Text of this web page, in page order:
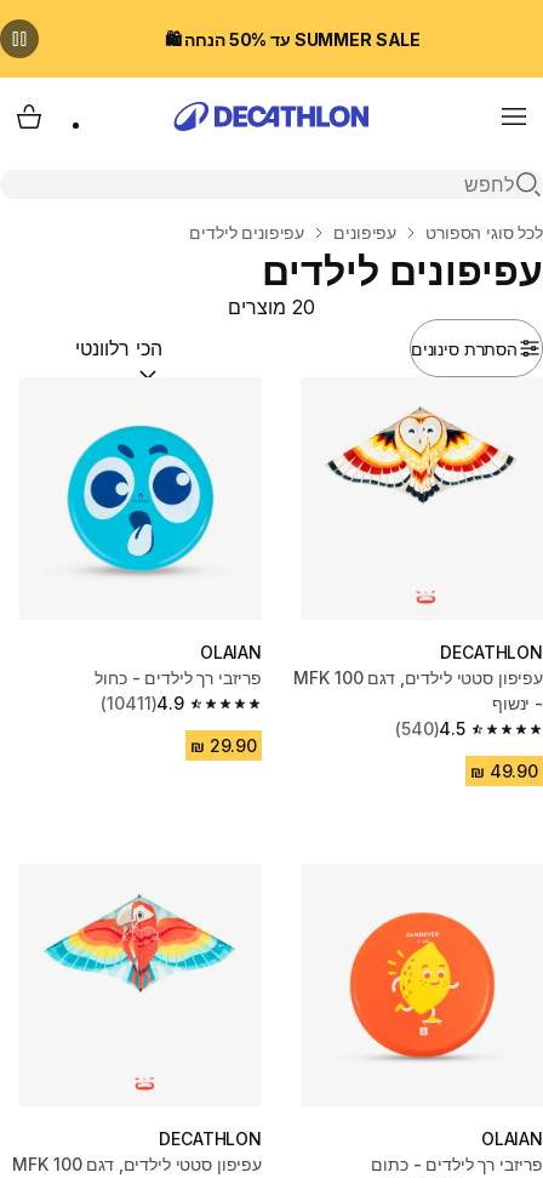
SUMMER SALE עד 50% הנחה 🛍️
Menu
פתיחת חיפוש
בית
לכל סוגי הספורט עפיפונים עפיפונים לילדים
עפיפונים לילדים
הסתרת סינונים
20 מוצרים
מיין לפי:(optional)
DECATHLON
עפיפון סטטי לילדים, דגם MFK 100
- ינשוף
4.5
4.5 out of 5 stars from 540 reviews
(540)
OLAIAN
פריזבי רך לילדים - כחול
4.9
4.9 out of 5 stars from 10411 reviews
(10411)
OLAIAN
פריזבי רך לילדים - כתום
DECATHLON
עפיפון סטטי לילדים, דגם MFK 100